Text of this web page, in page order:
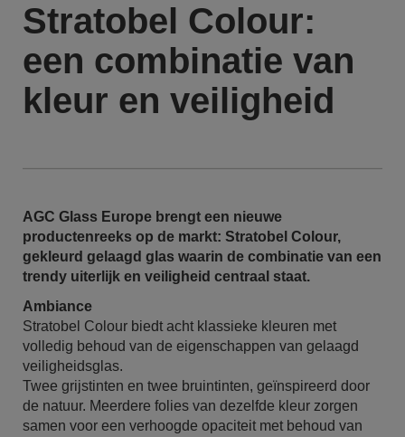
Stratobel Colour:
een combinatie van
kleur en veiligheid
AGC Glass Europe brengt een nieuwe
productenreeks op de markt: Stratobel Colour,
gekleurd gelaagd glas waarin de combinatie van een
trendy uiterlijk en veiligheid centraal staat.
Ambiance
Stratobel Colour biedt acht klassieke kleuren met
volledig behoud van de eigenschappen van gelaagd
veiligheidsglas.
Twee grijstinten en twee bruintinten, geïnspireerd door
de natuur. Meerdere folies van dezelfde kleur zorgen
samen voor een verhoogde opaciteit met behoud van